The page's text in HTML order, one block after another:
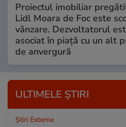
Proiectul imobiliar
Lidl Moara de Foc este
vânzare. Dezvoltatorul
asociat în piață cu un alt
de anvergură
ULTIMELE ȘTIRI
Știri Externe